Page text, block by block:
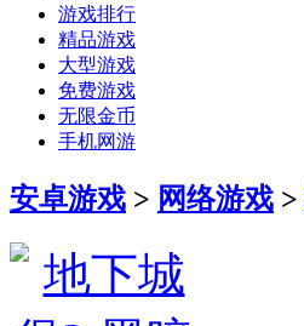
游戏排行
精品游戏
大型游戏
免费游戏
无限金币
手机网游
安卓游戏 > 网络游戏 >